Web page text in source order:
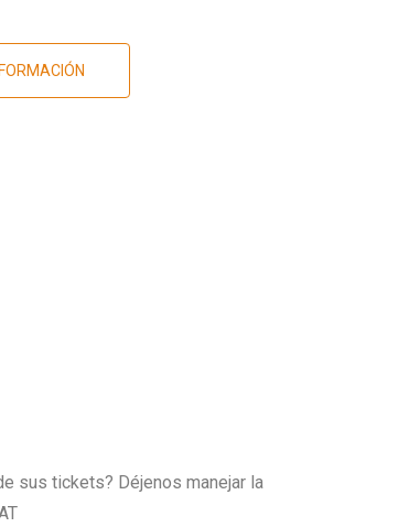
sus tickets? Déjenos manejar la